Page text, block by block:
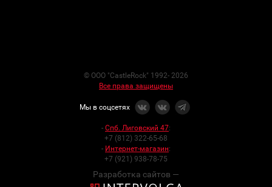
© ООО "CastleRock" 1992- 2026
Все права защищены
Мы в соцсетях
- Спб. Лиговский 47:
+7 (812) 322-65-68
- Интернет-магазин:
+7 (921) 938-78-75
Разработка сайтов —